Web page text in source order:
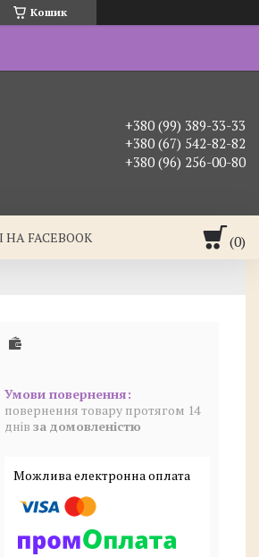
Кошик
+380 (99) 389-33-33
+380 (67) 542-82-82
+380 (96) 256-00-80
FACEBOOK
повернення товару протягом 14
днів за домовленістю